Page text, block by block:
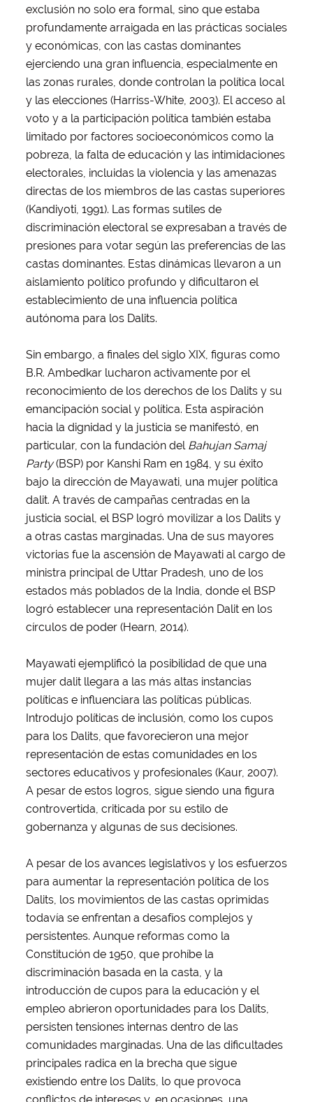
exclusión no solo era formal, sino que estaba
profundamente arraigada en las prácticas sociales
y económicas, con las castas dominantes
ejerciendo una gran influencia, especialmente en
las zonas rurales, donde controlan la política local
y las elecciones (Harriss-White, 2003). El acceso al
voto y a la participación política también estaba
limitado por factores socioeconómicos como la
pobreza, la falta de educación y las intimidaciones
electorales, incluidas la violencia y las amenazas
directas de los miembros de las castas superiores
(Kandiyoti, 1991). Las formas sutiles de
discriminación electoral se expresaban a través de
presiones para votar según las preferencias de las
castas dominantes. Estas dinámicas llevaron a un
aislamiento político profundo y dificultaron el
establecimiento de una influencia política
autónoma para los Dalits.
Sin embargo, a finales del siglo XIX, figuras como
B.R. Ambedkar lucharon activamente por el
reconocimiento de los derechos de los Dalits y su
emancipación social y política. Esta aspiración
hacia la dignidad y la justicia se manifestó, en
particular, con la fundación del Bahujan Samaj
Party(BSP) por Kanshi Ram en 1984, y su éxito
bajo la dirección de Mayawati, una mujer política
dalit. A través de campañas centradas en la
justicia social, el BSP logró movilizar a los Dalits y
a otras castas marginadas. Una de sus mayores
victorias fue la ascensión de Mayawati al cargo de
ministra principal de Uttar Pradesh, uno de los
estados más poblados de la India, donde el BSP
logró establecer una representación Dalit en los
círculos de poder (Hearn, 2014).
Mayawati ejemplificó la posibilidad de que una
mujer dalit llegara a las más altas instancias
políticas e influenciara las políticas públicas.
Introdujo políticas de inclusión, como los cupos
para los Dalits, que favorecieron una mejor
representación de estas comunidades en los
sectores educativos y profesionales (Kaur, 2007).
A pesar de estos logros, sigue siendo una figura
controvertida, criticada por su estilo de
gobernanza y algunas de sus decisiones.
A pesar de los avances legislativos y los esfuerzos
para aumentar la representación política de los
Dalits, los movimientos de las castas oprimidas
todavía se enfrentan a desafíos complejos y
persistentes. Aunque reformas como la
Constitución de 1950, que prohíbe la
discriminación basada en la casta, y la
introducción de cupos para la educación y el
empleo abrieron oportunidades para los Dalits,
persisten tensiones internas dentro de las
comunidades marginadas. Una de las dificultades
principales radica en la brecha que sigue
existiendo entre los Dalits, lo que provoca